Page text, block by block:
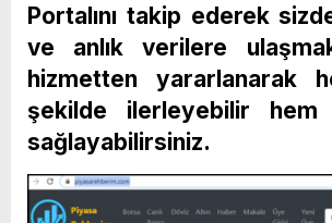
Portalını takip ederek
ve anlık verilere
hizmetten yararlanarak
şekilde ilerleyebilir hem
sağlayabilirsiniz.